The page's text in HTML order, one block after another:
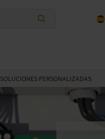
SOLUCIONES PERSONALIZADAS